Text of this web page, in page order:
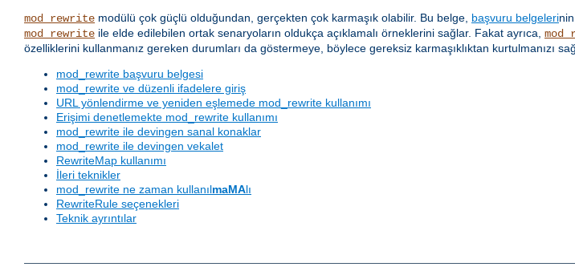
mod_rewrite modülü çok güçlü olduğundan, gerçekten çok karmaşık olabilir. Bu belge, başvuru belgeleri
mod_rewrite ile elde edilebilen ortak senaryoların oldukça açıklamalı örneklerini sağlar. Fakat ayrıca,
özelliklerini kullanmanız gereken durumları da göstermeye, böylece gereksiz karmaşıklıktan kurtulmanızı
mod_rewrite başvuru belgesi
mod_rewrite ve düzenli ifadelere giriş
URL yönlendirme ve yeniden eşlemede mod_rewrite kullanımı
Erişimi denetlemekte mod_rewrite kullanımı
mod_rewrite ile devingen sanal konaklar
mod_rewrite ile devingen vekalet
RewriteMap kullanımı
İleri teknikler
mod_rewrite ne zaman kullanılmaMAlı
RewriteRule seçenekleri
Teknik ayrıntılar